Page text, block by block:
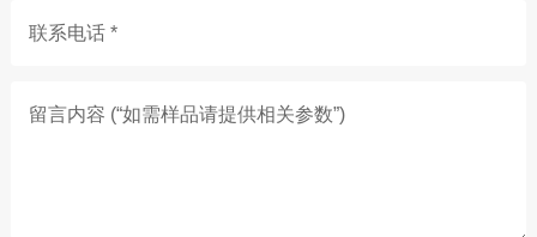
联系电话 *
留言内容 (“如需样品请提供相关参数”)